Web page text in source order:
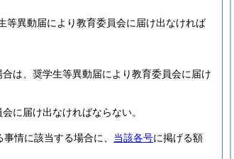
等異動届により教育委員会に届け出なければ
は、奨学生等異動届により教育委員会に届け
に届け出なければならない。
事情に該当する場合に、 当該各号に掲げる額